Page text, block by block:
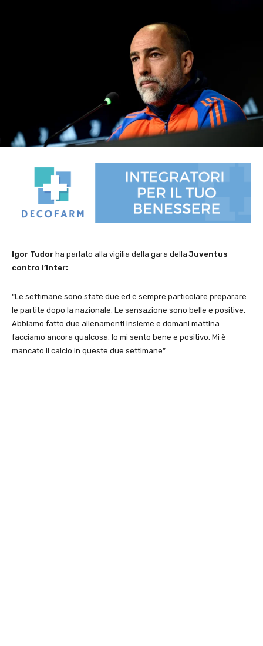
Igor Tudor ha parlato alla vigilia della gara dellaJuventus
contro l’Inter:
“Le settimane sono state due ed è sempre particolare preparare
le partite dopo la nazionale. Le sensazione sono belle e positive.
Abbiamo fatto due allenamenti insieme e domani mattina
facciamo ancora qualcosa. Io mi sento bene e positivo. Mi è
mancato il calcio in queste due settimane”.